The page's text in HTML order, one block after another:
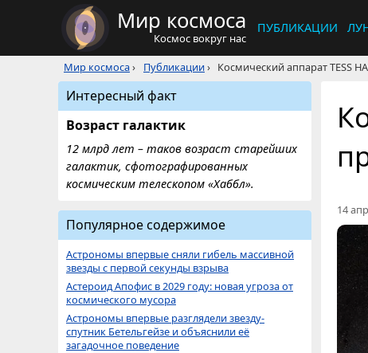
Мир космоса
Космос вокруг нас
ПУБЛИКАЦИИ
Мир космоса› Публикации› Космический аппарат TESS
14
Интересный факт
Возраст галактик
12 млрд лет – таков возраст старейших
галактик, сфотографированных
космическим телескопом «Хаббл».
Популярное содержимое
Астрономы впервые сняли гибель массивной
звезды с первой секунды взрыва
Астероид Апофис в 2029 году: новая угроза от
космического мусора
Астрономы впервые разглядели звезду-
спутник Бетельгейзе и объяснили её
загадочное поведение